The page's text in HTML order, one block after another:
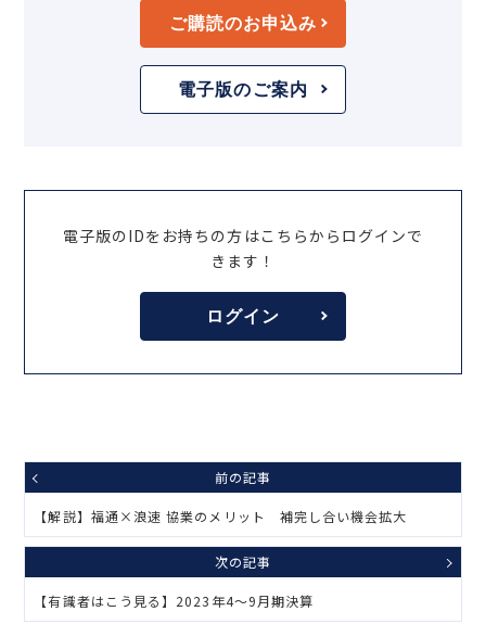
ご購読のお申込み
電子版のご案内
電子版のIDをお持ちの方はこちらからログインで
きます！
ログイン
前の記事
【解説】福通×浪速 協業のメリット 補完し合い機会拡大
次の記事
【有識者はこう見る】2023年4～9月期決算